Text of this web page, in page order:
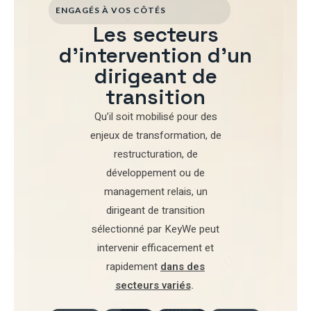
ENGAGÉS À VOS CÔTÉS
Les secteurs
d'intervention d'un
dirigeant de
transition
Qu’il soit mobilisé pourdes
enjeux de transformation, de
restructuration, de
développementou de
management relais, un
dirigeant de transition
sélectionné par KeyWe peut
intervenir efficacement et
rapidement dans des
secteurs variés.